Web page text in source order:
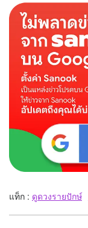
แท็ก : ดูดวงรายปักษ์